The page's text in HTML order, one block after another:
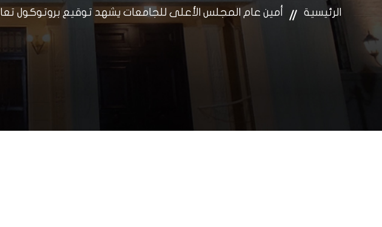
الرئيسية أمين عام المجلس الأعلى للجامعات يشهد توقيع بروتوكول